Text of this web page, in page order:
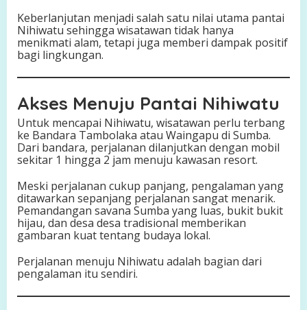
Keberlanjutan menjadi salah satu nilai utama pantai
Nihiwatu sehingga wisatawan tidak hanya
menikmati alam, tetapi juga memberi dampak positif
bagi lingkungan.
Akses Menuju Pantai Nihiwatu
Untuk mencapai Nihiwatu, wisatawan perlu terbang
ke Bandara Tambolaka atau Waingapu di Sumba.
Dari bandara, perjalanan dilanjutkan dengan mobil
sekitar 1 hingga 2 jam menuju kawasan resort.
Meski perjalanan cukup panjang, pengalaman yang
ditawarkan sepanjang perjalanan sangat menarik.
Pemandangan savana Sumba yang luas, bukit bukit
hijau, dan desa desa tradisional memberikan
gambaran kuat tentang budaya lokal.
Perjalanan menuju Nihiwatu adalah bagian dari
pengalaman itu sendiri.